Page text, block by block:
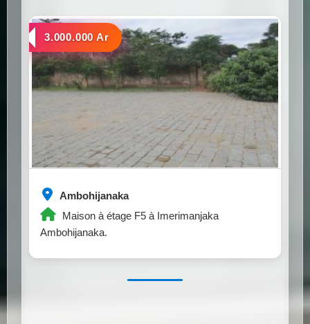
Ambohijanaka
Maison à étage F5 à Imerimanjaka
Ambohijanaka.
a louer
3.000.000 Ar